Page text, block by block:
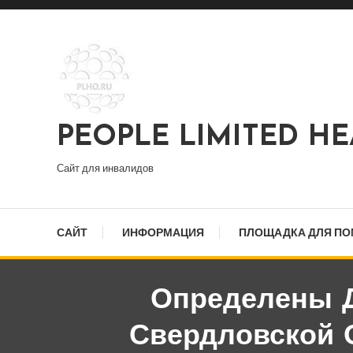
Перейти
содержимому
PEOPLE LIMITED
Сайт для инвалидов
САЙТ ИНФОРМАЦИЯ ПЛОЩАДКА ДЛЯ
Определены
Свердловской